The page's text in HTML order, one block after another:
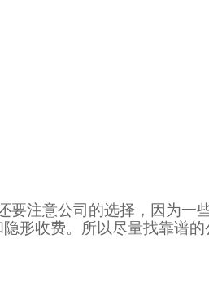
要注意公司的选择，因为一
形收费。所以尽量找靠谱